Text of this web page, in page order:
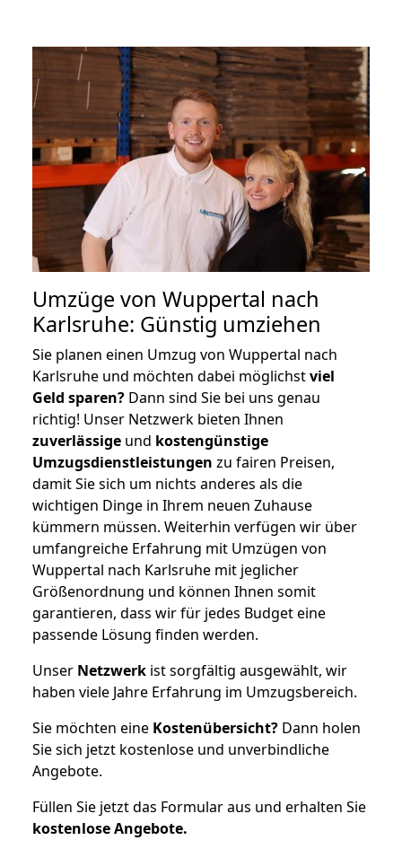
Umzüge von Wuppertal nach
Karlsruhe: Günstig umziehen
Sie planen einen Umzug von Wuppertal nach
Karlsruhe und möchten dabei möglichstviel
Geld sparen? Dann sind Sie bei uns genau
richtig! Unser Netzwerk bieten Ihnen
zuverlässige und kostengünstige
Umzugsdienstleistungen zu fairen Preisen,
damit Sie sich um nichts anderes als die
wichtigen Dinge in Ihrem neuen Zuhause
kümmern müssen. Weiterhin verfügen wir über
umfangreiche Erfahrung mit Umzügen von
Wuppertal nach Karlsruhe mit jeglicher
Größenordnung und können Ihnen somit
garantieren, dass wir für jedes Budget eine
passende Lösung finden werden.
Unser Netzwerk ist sorgfältig ausgewählt, wir
haben viele Jahre Erfahrung im Umzugsbereich.
Sie möchten eine Kostenübersicht? Dann holen
Sie sich jetzt kostenlose und unverbindliche
Angebote.
Füllen Sie jetzt das Formular aus und erhalten Sie
kostenloseAngebote.